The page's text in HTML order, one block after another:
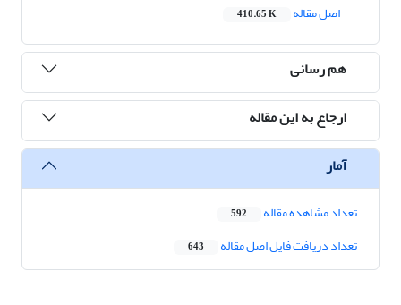
اصل مقاله
410.65 K
هم رسانی
ارجاع به این مقاله
آمار
تعداد مشاهده مقاله 592
تعداد دریافت فایل اصل مقاله 643